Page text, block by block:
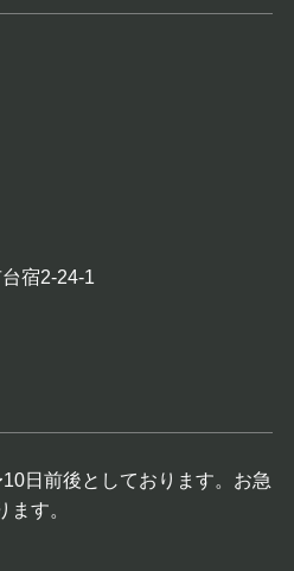
宿2-24-1
日前後としております。お急
す。